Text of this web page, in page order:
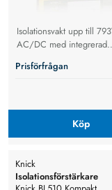
Isolationsvakt upp till
AC/DC med integrerad
mätprofiler.
Prisförfrågan
Köp
Knick
Isolationsförstärkare